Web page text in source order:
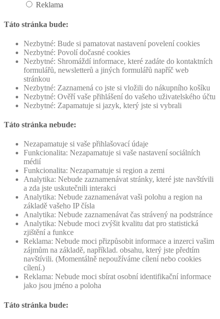
Reklama
Táto stránka bude:
Nezbytné: Bude si pamatovat nastavení povelení cookies
Nezbytné: Povolí dočasné cookies
Nezbytné: Shromáždí informace, které zadáte do kontaktních
formulářů, newsletterů a jiných formulářů napříč web
stránkou
Nezbytné: Zaznamená co jste si vložili do nákupního košíku
Nezbytné: Ověří vaše přihlášení do vašeho uživatelského účtu
Nezbytné: Zapamatuje si jazyk, který jste si vybrali
Táto stránka nebude:
Nezapamatuje si vaše přihlašovací údaje
Funkcionalita: Nezapamatuje si vaše nastavení sociálních
médií
Funkcionalita: Nezapamatuje si region a zemi
Analytika: Nebude zaznamenávat stránky, které jste navštívili
a zda jste uskutečnili interakci
Analytika: Nebude zaznamenávat vaši polohu a region na
základě vašeho IP čísla
Analytika: Nebude zaznamenávat čas strávený na podstránce
Analytika: Nebude moci zvýšit kvalitu dat pro statistická
zjištění a funkce
Reklama: Nebude moci přizpůsobit informace a inzerci vašim
zájmům na základě, například. obsahu, který jste předtím
navštívili. (Momentálně nepoužíváme cílení nebo cookies
cílení.)
Reklama: Nebude moci sbírat osobní identifikační informace
jako jsou jméno a poloha
Táto stránka bude: